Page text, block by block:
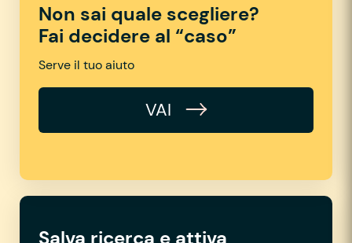
Non sai quale scegliere?
Fai decidere al “caso”
Serve il tuo aiuto
VAI
Salva ricerca e attiva